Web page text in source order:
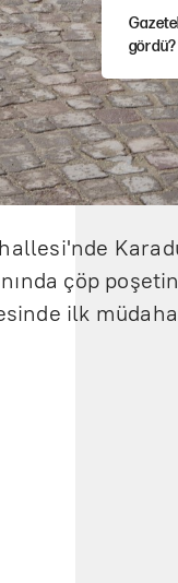
çöp
ilk
gördü?
Hayye
ABD